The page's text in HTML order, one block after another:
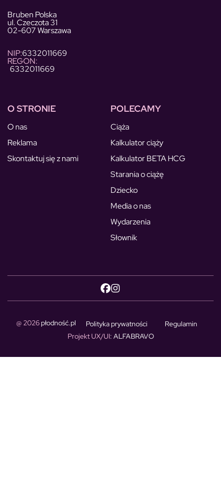
Bruben Polska
ul. Czeczota 31
02-607 Warszawa
NIP:6332011669
REGON:
6332011669
O STRONIE
O nas
Reklama
Skontaktuj się z nami
POLECAMY
Ciąża
Kalkulator ciąży
Kalkulator BETA HCG
Starania o ciążę
Dziecko
Media o nas
Wydarzenia
Słownik
@ 2026płodność.pl Polityka prywatności
Regulamin
Projekt UX/UI: ALFABRAVO